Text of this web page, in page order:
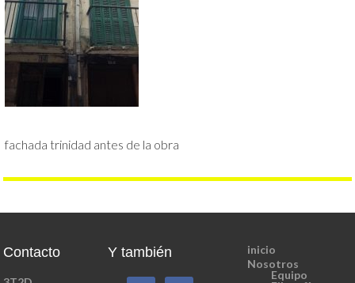
fachada trinidad antes de la obra
Contacto Y también
inicio
Nosotros
Equipo